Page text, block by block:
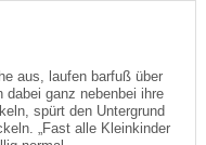
aus, laufen barfuß über
dabei ganz nebenbei ihre
spürt den Untergrund
„Fast alle Kleinkinder